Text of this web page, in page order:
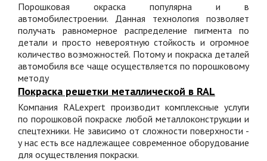
Порошковая окраска популярна и в
автомобилестроении. Данная технология позволяет
получать равномерное распределение пигмента по
детали и просто невероятную стойкость и огромное
количество возможностей. Потому и покраска деталей
автомобиля все чаще осуществляется по порошковому
методу
Покраска решетки металлической в RAL
Компания RALexpert производит комплексные услуги
по порошковой покраске любой металлоконструкции и
спецтехники. Не зависимо от сложности поверхности -
у нас есть все надлежащее современное оборудование
для осуществления покраски.